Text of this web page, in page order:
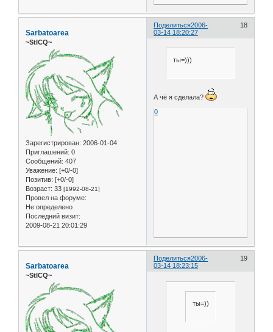
Поделиться 18
2006-
03-14 18:20:27
Sarbatoarea
~StICQ~
Зарегистрирован: 2006-01-04
Приглашений: 0
Сообщений: 407
Уважение: [+0/-0]
Позитив: [+0/-0]
Возраст: 33 [1992-08-21]
Провел на форуме:
Не определено
Последний визит:
2009-08-21 20:01:29
ты=)))
А чё я сделала?
0
Поделиться 19
2006-
03-14 18:23:15
Sarbatoarea
~StICQ~
ты=)))